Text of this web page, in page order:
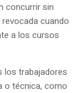
concurrir sin
cuando
a los cursos
los trabajadores
o técnica, como